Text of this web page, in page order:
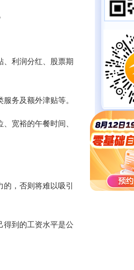
利润分红、股票期
务及额外津贴等。
宽裕的午餐时间、
，否则将难以吸引
到的工资水平是公